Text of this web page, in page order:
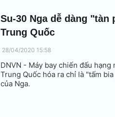
Su-30 Nga dễ dàng "tàn
Trung Quốc
28/04/2020 15:58
DNVN - Máy bay chiến đấu hạng
Trung Quốc hóa ra chỉ là "tấm
của Nga.